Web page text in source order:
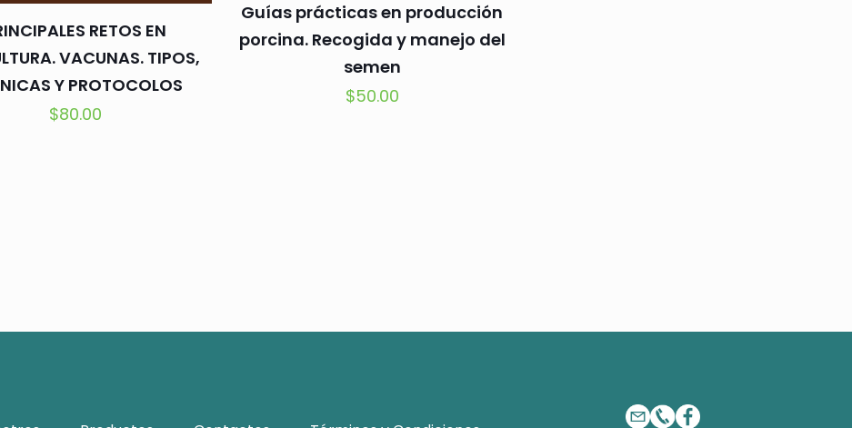
RETOS EN
VACUNAS. TIPOS,
Y PROTOCOLOS
$80.00
Guías prácticas en producción
porcina. Recogida y manejo del
semen
$50.00